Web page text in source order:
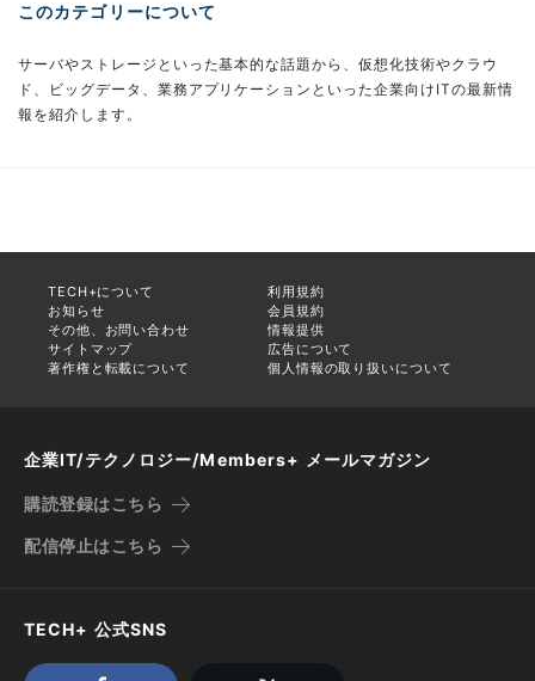
このカテゴリーについて
サーバやストレージといった基本的な話題から、仮想化技術やクラウ
ド、ビッグデータ、業務アプリケーションといった企業向けITの最新情
報を紹介します。
TECH+について
利用規約
お知らせ
会員規約
その他、お問い合わせ
情報提供
サイトマップ
広告について
著作権と転載について
個人情報の取り扱いについて
企業IT/テクノロジー/Members+ メールマガジン
購読登録はこちら
配信停止はこちら
TECH+ 公式SNS